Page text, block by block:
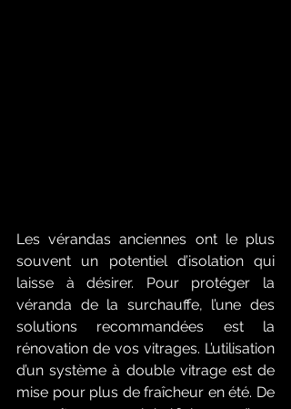
Les vérandas anciennes ont le plus
souvent un potentiel d’isolation qui
laisse à désirer. Pour protéger la
véranda de la surchauffe, l’une des
solutions recommandées est la
rénovation de vos vitrages. L’utilisation
d’un système à double vitrage est de
mise pour plus de fraîcheur en été. De